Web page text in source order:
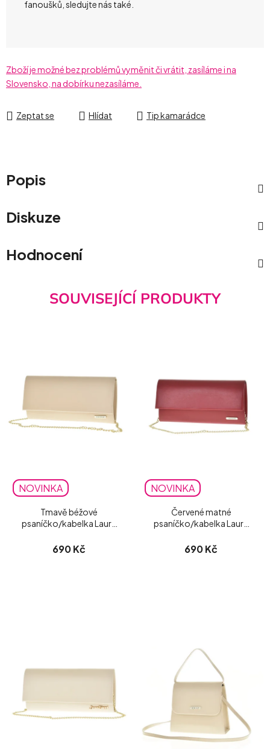
fanoušků, sledujte nás také.
Zboží je možné bez problémů vyměnit či vrátit, zasíláme i na
Slovensko, na dobírku nezasíláme.
Zeptat se Hlídat Tip kamarádce
Popis
Diskuze
Hodnocení
SOUVISEJÍCÍ PRODUKTY
NOVINKA
Tmavě béžové
psaníčko/kabelka Laura
690 Kč
NOVINKA
Červené matné
psaníčko/kabelka Laura
690 Kč